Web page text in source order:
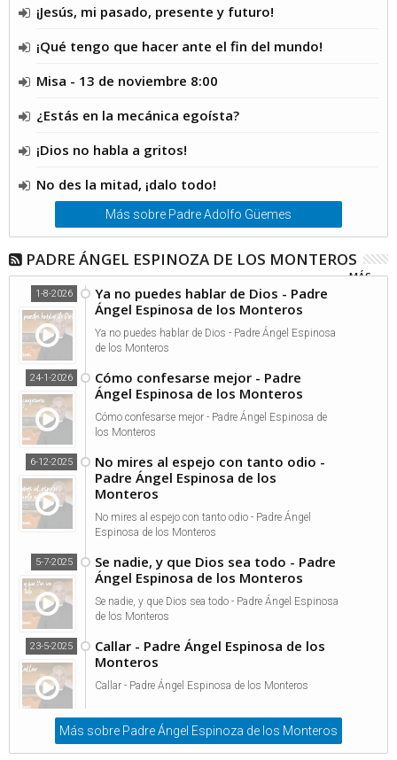
¡Jesús, mi pasado, presente y futuro!
¡Qué tengo que hacer ante el fin del mundo!
Misa - 13 de noviembre 8:00
¿Estás en la mecánica egoísta?
¡Dios no habla a gritos!
No des la mitad, ¡dalo todo!
Más sobre Padre Adolfo Güemes
PADRE ÁNGEL ESPINOZA DE LOS MONTEROS
MÁS...
Ya no puedes hablar de Dios - Padre
Ángel Espinosa de los Monteros
1-8-2026
Ya no puedes hablar de Dios - Padre Ángel Espinosa
de los Monteros
Cómo confesarse mejor - Padre
Ángel Espinosa de los Monteros
24-1-2026
Cómo confesarse mejor - Padre Ángel Espinosa de
los Monteros
No mires al espejo con tanto odio -
Padre Ángel Espinosa de los
Monteros
6-12-2025
No mires al espejo con tanto odio - Padre Ángel
Espinosa de los Monteros
Se nadie, y que Dios sea todo - Padre
Ángel Espinosa de los Monteros
5-7-2025
Se nadie, y que Dios sea todo - Padre Ángel Espinosa
de los Monteros
Callar - Padre Ángel Espinosa de los
Monteros
23-5-2025
Callar - Padre Ángel Espinosa de los Monteros
Más sobre Padre Ángel Espinoza de los Monteros